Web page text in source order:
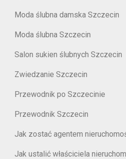
Moda ślubna damska Szczecin
Moda ślubna Szczecin
Salon sukien ślubnych Szczecin
Zwiedzanie Szczecin
Przewodnik po Szczecinie
Przewodnik Szczecin
Jak zostać agentem
Jak ustalić właściciela